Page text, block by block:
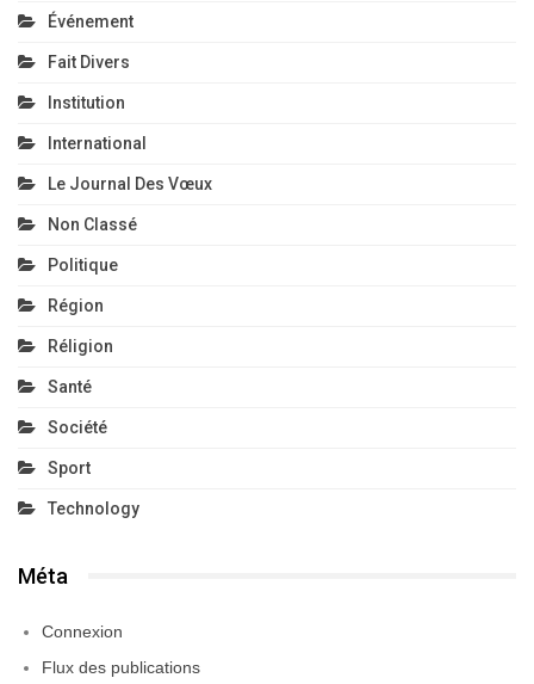
Événement
Fait Divers
Institution
International
Le Journal Des Vœux
Non Classé
Politique
Région
Réligion
Santé
Société
Sport
Technology
Méta
Connexion
Flux des publications